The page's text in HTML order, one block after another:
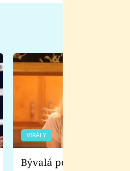
VIRÁLY
Bývalá pornoherečka